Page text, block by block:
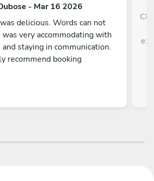
- Mar 16 2026
delicious. Words can not
was very accommodating with
staying in communication.
recommend booking